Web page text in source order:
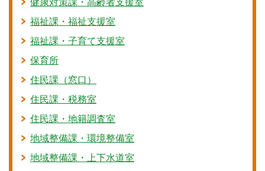
福祉課・福祉支援室
福祉課・子育て支援室
保育所
住民課（窓口）
住民課・税務室
住民課・地籍調査室
地域整備課・環境整備室
地域整備課・上下水道室